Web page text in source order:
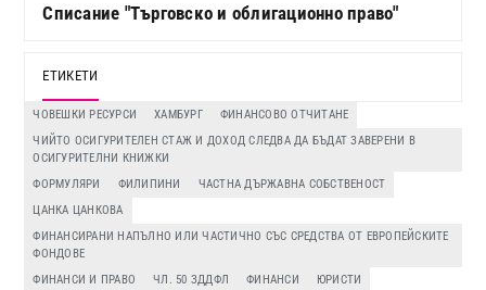
Списание "Търговско и облигационно право"
ЕТИКЕТИ
ЧОВЕШКИ РЕСУРСИ ХАМБУРГ
ФИНАНСОВО ОТЧИТАНЕ
ЧИЙТО ОСИГУРИТЕЛЕН СТАЖ И ДОХОД СЛЕДВА ДА БЪДАТ ЗАВЕРЕНИ В
ОСИГУРИТЕЛНИ КНИЖКИ
ФОРМУЛЯРИ
ФИЛИПИНИ
ЧАСТНА ДЪРЖАВНА СОБСТВЕНОСТ
ЦАНКА ЦАНКОВА
ФИНАНСИРАНИ НАПЪЛНО ИЛИ ЧАСТИЧНО СЪС СРЕДСТВА ОТ ЕВРОПЕЙСКИТЕ
ФОНДОВЕ
ФИНАНСИ И ПРАВО
ЧЛ. 50 ЗДДФЛ ФИНАНСИ
ЮРИСТИ